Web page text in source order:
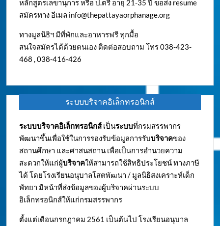
หลักสูตรเลขานุการ หรือ ป.ตรี อายุ 21-35 ปี ขอส่ง resume
สมัครทาง อีเมล info@thepattayaorphanage.org
ทางมูลนิธิฯ มีที่พักและอาหารฟรี ทุกมื้อ
สนใจสมัครได้ด้วยตนเอง ติดต่อสอบถาม โทร 038-423-
468 , 038-416-426
ระบบบริจาคอิเล็กทรอนิกส์
ระบบบริจาคอิเล็กทรอนิกส์เป็นระบบที่กรมสรรพากร
พัฒนาขึ้นเพื่อใช้ในการรองรับข้อมูลการรับบริจาคของ
สถานศึกษา และศาสนสถาน เพื่อเป็นการอำนวยความ
สะดวกให้แก่ผู้บริจาคให้สามารถใช้สิทธิประโยชน์ ทางภาษี
ได้ โดยโรงเรียนอนุบาลโสตพัฒนา / มูลนิธิสงเคราะห์เด็ก
พัทยา มีหน้าที่ส่งข้อมูลของผู้บริจาคผ่านระบบ
อิเล็กทรอนิกส์ให้แก่กรมสรรพากร
ตั้งแต่เดือนกรกฎาคม 2561 เป็นต้นไป โรงเรียนอนุบาล